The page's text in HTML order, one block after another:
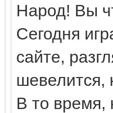
Народ! Вы
Сегодня
сайте,
шевелится,
В то время,